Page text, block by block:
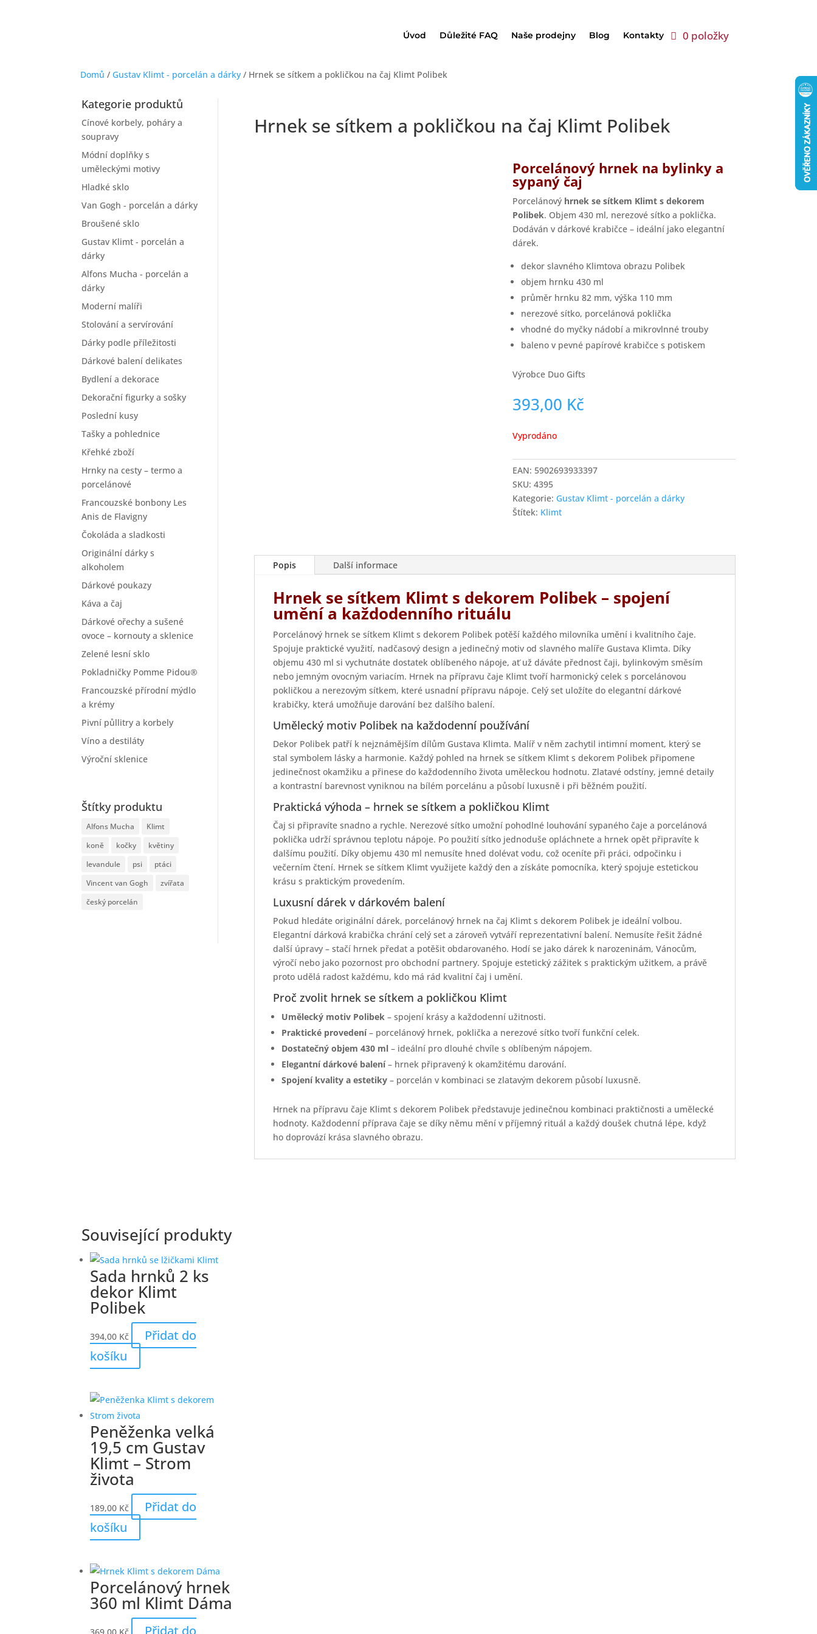
Úvod Důležité FAQ Naše prodejny Blog Kontakty 0 položky
Domů / Gustav Klimt - porcelán a dárky / Hrnek se sítkem a pokličkou na čaj Klimt Polibek
Kategorie produktů
Cínové korbely, poháry a
soupravy
Módní doplňky s
uměleckými motivy
Hladké sklo
Van Gogh - porcelán a dárky
Broušené sklo
Gustav Klimt - porcelán a
dárky
Alfons Mucha - porcelán a
dárky
Moderní malíři
Stolování a servírování
Dárky podle příležitosti
Dárkové balení delikates
Bydlení a dekorace
Dekorační figurky a sošky
Poslední kusy
Tašky a pohlednice
Křehké zboží
Hrnky na cesty – termo a
porcelánové
Francouzské bonbony Les
Anis de Flavigny
Čokoláda a sladkosti
Originální dárky s
alkoholem
Dárkové poukazy
Káva a čaj
Dárkové ořechy a sušené
ovoce – kornouty a sklenice
Zelené lesní sklo
Pokladničky Pomme Pidou®
Francouzské přírodní mýdlo
a krémy
Pivní půllitry a korbely
Víno a destiláty
Výroční sklenice
Štítky produktu
Alfons Mucha
Klimt
koně
kočky
květiny
levandule
psi
ptáci
Vincent van Gogh
zvířata
český porcelán
Hrnek se sítkem a pokličkou na čaj Klimt Polibek
Porcelánový hrnek na bylinky a
sypaný čaj
Porcelánový hrnek se sítkem Klimt s dekorem
Polibek. Objem 430 ml, nerezové sítko a poklička.
Dodáván v dárkové krabičce – ideální jako elegantní
dárek.
dekor slavného Klimtova obrazu Polibek
objem hrnku 430 ml
průměr hrnku 82 mm, výška 110 mm
nerezové sítko, porcelánová poklička
vhodné do myčky nádobí a mikrovlnné trouby
baleno v pevné papírové krabičce s potiskem
Výrobce Duo Gifts
393,00 Kč
Vyprodáno
EAN: 5902693933397
SKU:4395
Kategorie: Gustav Klimt - porcelán a dárky
Štítek: Klimt
Popis Další informace
Hrnek se sítkem Klimt s dekorem Polibek – spojení
umění a každodenního rituálu
Porcelánový hrnek se sítkem Klimt s dekorem Polibek potěší každého milovníka umění i kvalitního čaje.
Spojuje praktické využití, nadčasový design a jedinečný motiv od slavného malíře Gustava Klimta. Díky
objemu 430 ml si vychutnáte dostatek oblíbeného nápoje, ať už dáváte přednost čaji, bylinkovým směsím
nebo jemným ovocným variacím. Hrnek na přípravu čaje Klimt tvoří harmonický celek s porcelánovou
pokličkou a nerezovým sítkem, které usnadní přípravu nápoje. Celý set uložíte do elegantní dárkové
krabičky, která umožňuje darování bez dalšího balení.
Umělecký motiv Polibek na každodenní používání
Dekor Polibek patří k nejznámějším dílům Gustava Klimta. Malíř v něm zachytil intimní moment, který se
stal symbolem lásky a harmonie. Každý pohled na hrnek se sítkem Klimt s dekorem Polibek připomene
jedinečnost okamžiku a přinese do každodenního života uměleckou hodnotu. Zlatavé odstíny, jemné detaily
a kontrastní barevnost vyniknou na bílém porcelánu a působí luxusně i při běžném použití.
Praktická výhoda – hrnek se sítkem a pokličkou Klimt
Čaj si připravíte snadno a rychle. Nerezové sítko umožní pohodlné louhování sypaného čaje a porcelánová
poklička udrží správnou teplotu nápoje. Po použití sítko jednoduše opláchnete a hrnek opět připravíte k
dalšímu použití. Díky objemu 430 ml nemusíte hned dolévat vodu, což oceníte při práci, odpočinku i
večerním čtení. Hrnek se sítkem Klimt využijete každý den a získáte pomocníka, který spojuje estetickou
krásu s praktickým provedením.
Luxusní dárek v dárkovém balení
Pokud hledáte originální dárek, porcelánový hrnek na čaj Klimt s dekorem Polibek je ideální volbou.
Elegantní dárková krabička chrání celý set a zároveň vytváří reprezentativní balení. Nemusíte řešit žádné
další úpravy – stačí hrnek předat a potěšit obdarovaného. Hodí se jako dárek k narozeninám, Vánocům,
výročí nebo jako pozornost pro obchodní partnery. Spojuje estetický zážitek s praktickým užitkem, a právě
proto udělá radost každému, kdo má rád kvalitní čaj i umění.
Proč zvolit hrnek se sítkem a pokličkou Klimt
Umělecký motiv Polibek– spojení krásy a každodenní užitnosti.
Praktické provedení– porcelánový hrnek, poklička a nerezové sítko tvoří funkční celek.
Dostatečný objem 430 ml– ideální pro dlouhé chvíle s oblíbeným nápojem.
Elegantní dárkové balení– hrnek připravený k okamžitému darování.
Spojení kvality a estetiky– porcelán v kombinaci se zlatavým dekorem působí luxusně.
Hrnek na přípravu čaje Klimt s dekorem Polibek představuje jedinečnou kombinaci praktičnosti a umělecké
hodnoty. Každodenní příprava čaje se díky němu mění v příjemný rituál a každý doušek chutná lépe, když
ho doprovází krása slavného obrazu.
Související produkty
Sada hrnků 2 ks
dekor Klimt
Polibek
394,00 Kč
Přidat do
košíku
Peněženka velká
19,5 cm Gustav
Klimt – Strom
života
189,00 Kč
Přidat do
košíku
Porcelánový hrnek
360 ml Klimt Dáma